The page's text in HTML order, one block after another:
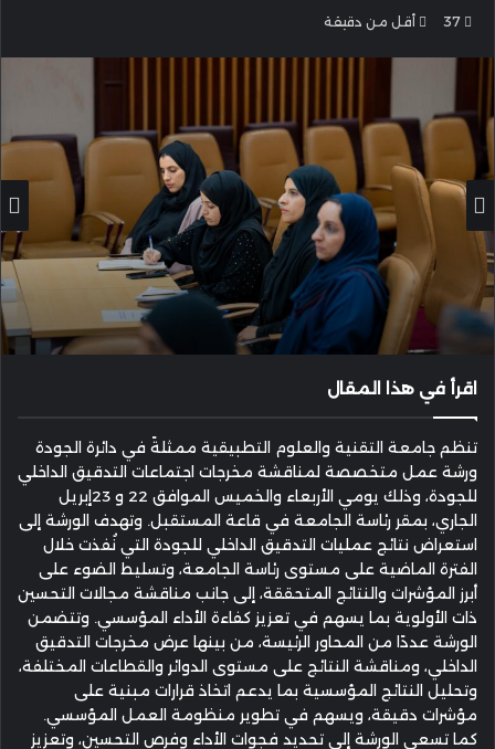
37 أقل من دقيقة
اقرأ في هذا المقال
تنظم جامعة التقنية والعلوم التطبيقية ممثلةً في دائرة الجودة
ورشة عمل متخصصة لمناقشة مخرجات اجتماعات التدقيق الداخلي
للجودة، وذلك يومي الأربعاء والخميس الموافق 22 و 23إبريل
الجاري، بمقر رئاسة الجامعة في قاعة المستقبل. وتهدف الورشة إلى
استعراض نتائج عمليات التدقيق الداخلي للجودة التي نُفذت خلال
الفترة الماضية على مستوى رئاسة الجامعة، وتسليط الضوء على
أبرز المؤشرات والنتائج المتحققة، إلى جانب مناقشة مجالات التحسين
ذات الأولوية بما يسهم في تعزيز كفاءة الأداء المؤسسي. وتتضمن
الورشة عددًا من المحاور الرئيسة، من بينها عرض مخرجات التدقيق
الداخلي، ومناقشة النتائج على مستوى الدوائر والقطاعات المختلفة،
وتحليل النتائج المؤسسية بما يدعم اتخاذ قرارات مبنية على
مؤشرات دقيقة، ويسهم في تطوير منظومة العمل المؤسسي.
كما تسعى الورشة إلى تحديد فجوات الأداء وفرص التحسين، وتعزيز